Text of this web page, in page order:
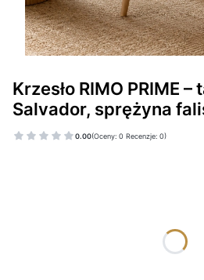
Krzesło RIMO PRIME
Salvador, sprężyna
0.00(Oceny: 0 Recenzje: 0)